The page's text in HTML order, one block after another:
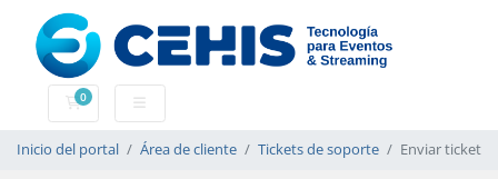
0
Carrito
Inicio del portal Área de cliente Tickets de soporte Enviar ticket